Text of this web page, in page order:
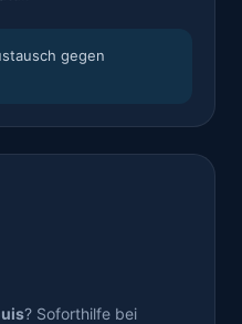
gegen
? Soforthilfe bei